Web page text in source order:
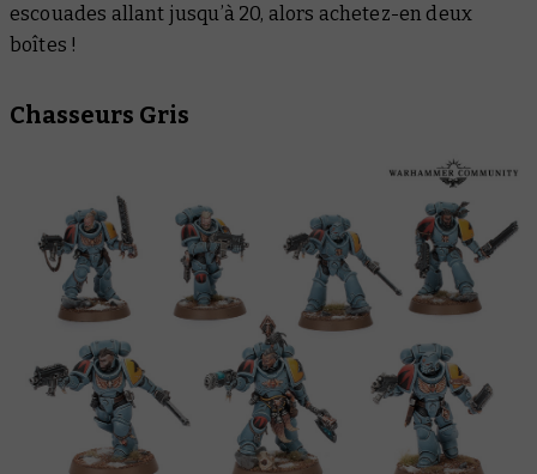
escouades allant jusqu’à 20, alors achetez-en deux
boîtes !
Chasseurs Gris